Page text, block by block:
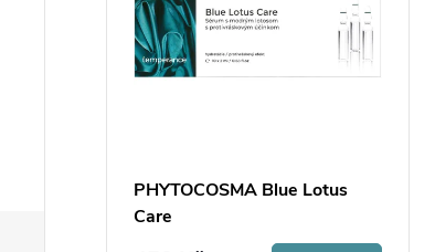
PHYTOCOSMA Blue Lotus
Care